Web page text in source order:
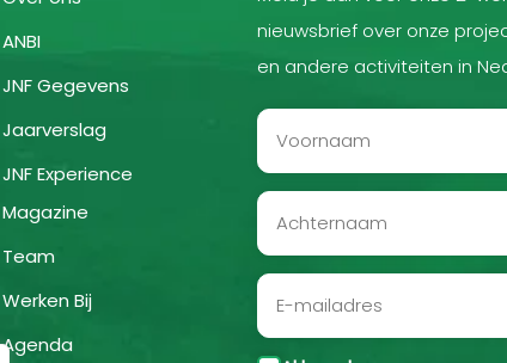
ANBI
JNF Gegevens
Jaarverslag
JNF Experience
Magazine
Team
Werken Bij
Agenda
nieuwsbrief over onze
en andere activiteiten in